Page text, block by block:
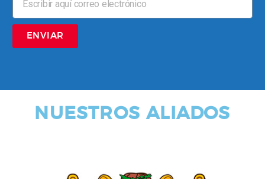
ENVIAR
NUESTROS ALIADOS